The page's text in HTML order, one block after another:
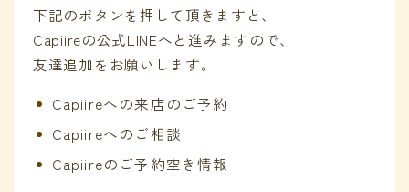
下記のボタンを押して頂きますと、
Capiireの公式LINEへと進みますので、
友達追加をお願いします。
Capiireへの来店のご予約
Capiireへのご相談
Capiireのご予約空き情報